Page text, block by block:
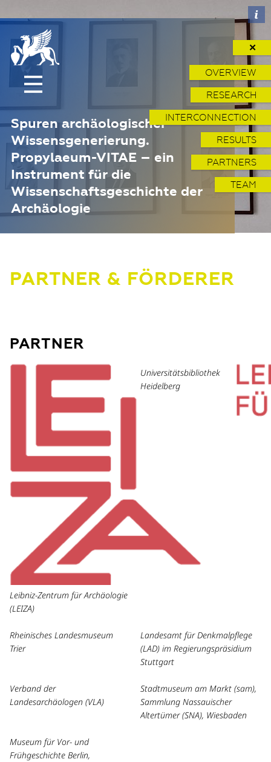
Spuren archäologischer
Wissensgenerierung.
Propylaeum-VITAE – ein
Instrument für die
Wissenschaftsgeschichte der
Archäologie
✕
OVERVIEW
RESEARCH
INTERCONNECTION
RESULTS
PARTNERS
TEAM
PARTNER & FÖRDERER
PARTNER
Leibniz-Zentrum für Archäologie
(LEIZA)
Universitätsbibliothek
Heidelberg
Rheinisches Landesmuseum
Trier
Landesamt für Denkmalpflege
(LAD) im Regierungspräsidium
Stuttgart
Verband der
Landesarchäologen (VLA)
Stadtmuseum am Markt (sam),
Sammlung Nassauischer
Altertümer (SNA), Wiesbaden
Museum für Vor- und
Frühgeschichte Berlin,